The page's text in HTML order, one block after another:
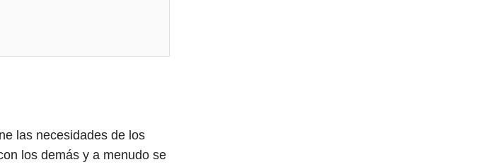
las necesidades de los
los demás y a menudo se